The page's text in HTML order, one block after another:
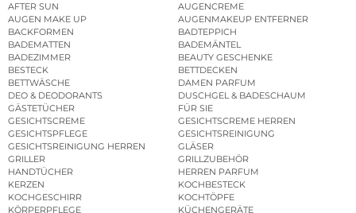
AFTER SUN
AUGENCREME
AUGEN MAKE UP
AUGENMAKEUP ENTFERNER
BACKFORMEN
BADTEPPICH
BADEMATTEN
BADEMÄNTEL
BADEZIMMER
BEAUTY GESCHENKE
BESTECK
BETTDECKEN
BETTWÄSCHE
DAMEN PARFUM
DEO & DEODORANTS
DUSCHGEL & BADESCHAUM
GÄSTETÜCHER
FÜR SIE
GESICHTSCREME
GESICHTSCREME HERREN
GESICHTSPFLEGE
GESICHTSREINIGUNG
GESICHTSREINIGUNG HERREN
GLÄSER
GRILLER
GRILLZUBEHÖR
HANDTÜCHER
HERREN PARFUM
KERZEN
KOCHBESTECK
KOCHGESCHIRR
KOCHTÖPFE
KÖRPERPFLEGE
KÜCHENGERÄTE